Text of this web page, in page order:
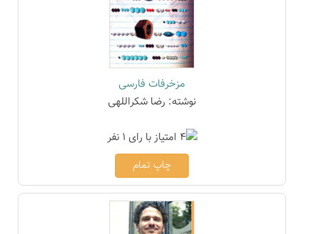
مزخرفات فارسی
نوشته: رضا شکراللهی
چاپ تمام